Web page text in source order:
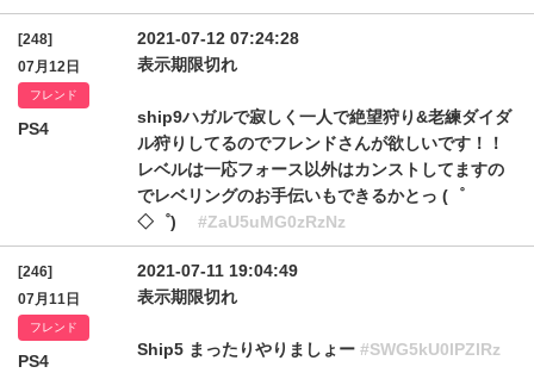
[248]
07月12日
フレンド
PS4
2021-07-12 07:24:28
表示期限切れ
ship9ハガルで寂しく一人で絶望狩り&老練ダイダ
ル狩りしてるのでフレンドさんが欲しいです！！
レベルは一応フォース以外はカンストしてますの
でレベリングのお手伝いもできるかとっ (゜
◇゜)ゞ #ZaU5uMG0zRzNz
[246]
07月11日
フレンド
PS4
2021-07-11 19:04:49
表示期限切れ
Ship5 まったりやりましょー #SWG5kU0lPZlRz